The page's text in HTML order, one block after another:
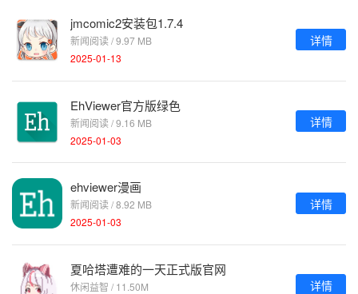
jmcomic2安装包1.7.4
新闻阅读 / 9.97 MB
2025-01-13
详情
EhViewer官方版绿色
新闻阅读 / 9.16 MB
2025-01-03
详情
ehviewer漫画
新闻阅读 / 8.92 MB
2025-01-03
详情
夏哈塔遭难的一天正式版官网
休闲益智 / 11.50M
详情